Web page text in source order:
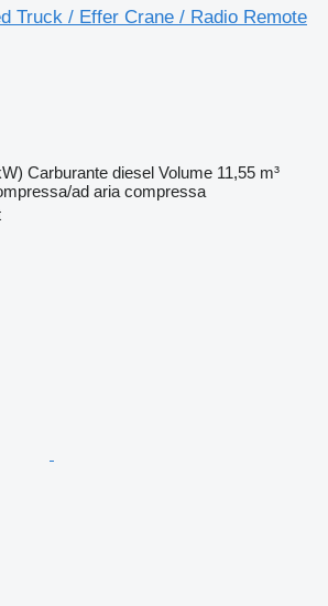
Truck / Effer Crane / Radio Remote
Carburante diesel Volume 11,55 m³
ad aria compressa